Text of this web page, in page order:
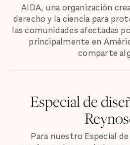
AIDA, una organización
derecho y la ciencia para
las comunidades afectadas
principalmente en
comparte
Especial de
Para nuestro Especial